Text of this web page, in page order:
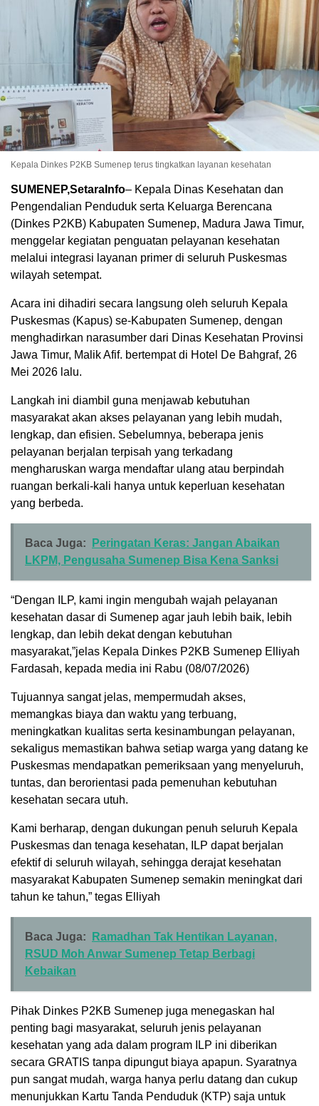
Kepala Dinkes P2KB Sumenep terus tingkatkan layanan kesehatan
SUMENEP,SetaraInfo– Kepala Dinas Kesehatan dan
Pengendalian Penduduk serta Keluarga Berencana
(Dinkes P2KB) Kabupaten Sumenep, Madura Jawa Timur,
menggelar kegiatan penguatan pelayanan kesehatan
melalui integrasi layanan primer di seluruh Puskesmas
wilayah setempat.
Acara ini dihadiri secara langsung oleh seluruh Kepala
Puskesmas (Kapus) se-Kabupaten Sumenep, dengan
menghadirkan narasumber dari Dinas Kesehatan Provinsi
Jawa Timur, Malik Afif. bertempat di Hotel De Bahgraf, 26
Mei 2026 lalu.
Langkah ini diambil guna menjawab kebutuhan
masyarakat akan akses pelayanan yang lebih mudah,
lengkap, dan efisien. Sebelumnya, beberapa jenis
pelayanan berjalan terpisah yang terkadang
mengharuskan warga mendaftar ulang atau berpindah
ruangan berkali-kali hanya untuk keperluan kesehatan
yang berbeda.
Baca Juga:
Peringatan Keras: Jangan Abaikan
LKPM, Pengusaha Sumenep Bisa Kena Sanksi
“Dengan ILP, kami ingin mengubah wajah pelayanan
kesehatan dasar di Sumenep agar jauh lebih baik, lebih
lengkap, dan lebih dekat dengan kebutuhan
masyarakat,”jelas Kepala Dinkes P2KB Sumenep Elliyah
Fardasah, kepada media ini Rabu (08/07/2026)
Tujuannya sangat jelas, mempermudah akses,
memangkas biaya dan waktu yang terbuang,
meningkatkan kualitas serta kesinambungan pelayanan,
sekaligus memastikan bahwa setiap warga yang datang ke
Puskesmas mendapatkan pemeriksaan yang menyeluruh,
tuntas, dan berorientasi pada pemenuhan kebutuhan
kesehatan secara utuh.
Kami berharap, dengan dukungan penuh seluruh Kepala
Puskesmas dan tenaga kesehatan, ILP dapat berjalan
efektif di seluruh wilayah, sehingga derajat kesehatan
masyarakat Kabupaten Sumenep semakin meningkat dari
tahun ke tahun,” tegas Elliyah
Baca Juga:
Ramadhan Tak Hentikan Layanan,
RSUD Moh Anwar Sumenep Tetap Berbagi
Kebaikan
Pihak Dinkes P2KB Sumenep juga menegaskan hal
penting bagi masyarakat, seluruh jenis pelayanan
kesehatan yang ada dalam program ILP ini diberikan
secara GRATIS tanpa dipungut biaya apapun. Syaratnya
pun sangat mudah, warga hanya perlu datang dan cukup
menunjukkan Kartu Tanda Penduduk (KTP) saja untuk